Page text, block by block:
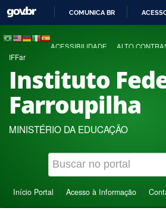
COMUNICA BR
ACESSIBILIDADE ALTO
IFFar
Instituto
Farroupilha
MINISTÉRIO DA EDUCAÇÃO
Início Portal Acesso à Informação